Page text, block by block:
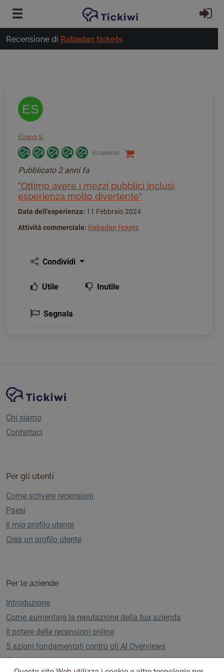
Vai al contenuto principale
Recensione di Rabadan tickets
ES
Eliano S.
Eccellente
Pubblicato 2 anni fa
"Ottimo avere i mezzi pubblici inclusi,
esperienza molto divertente"
Data dell'esperienza: 11 Febbraio 2024
Attività commerciale: Rabadan tickets
Condividi
Utile Inutile
Segnala
Navigazione del sito
Piattaforma Tickiwi
Chi siamo
Contattaci
Per gli utenti
Come scrivere recensioni
Paesi
Il mio profilo utente
Crea un profilo utente
Per le aziende
Introduzione
Come aumentare la reputazione della tua azienda
Il potere delle recensioni online
5 azioni fondamentali contro gli AI Overviews
Piani e tariffe